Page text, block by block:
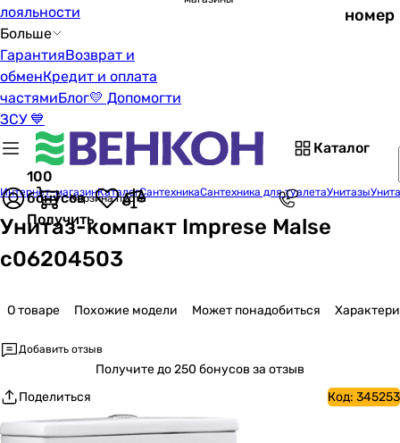
лояльности
Больше
ГарантияВозврат и
обменКредит и оплата
частямиБлог💛 Допомогти
ЗСУ 💙
номер
Каталог
100
бонусов
Получить
Корзина пуста
Интернет-магазинКаталогСантехникаСантехника для туалетаУнитазы
Унитаз-компакт Imprese Malse
c06204503
О товаре Похожие модели Может понадобиться
Добавить отзыв
Получитедо 250 бонусов за отзыв
Поделиться
Код: 345253